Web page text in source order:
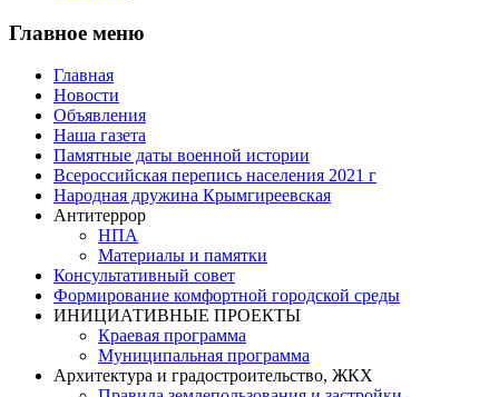
Главное меню
Главная
Новости
Объявления
Наша газета
Памятные даты военной истории
Всероссийская перепись населения 2021 г
Народная дружина Крымгиреевская
Антитеррор
НПА
Материалы и памятки
Консультативный совет
Формирование комфортной городской среды
ИНИЦИАТИВНЫЕ ПРОЕКТЫ
Краевая программа
Муниципальная программа
Архитектура и градостроительство, ЖКХ